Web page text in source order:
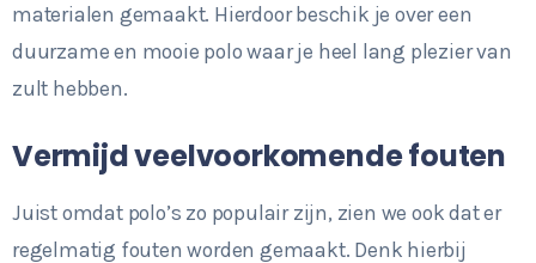
materialen gemaakt. Hierdoor beschik je over een
duurzame en mooie polo waar je heel lang plezier van
zult hebben.
Vermijd veelvoorkomende fouten
Juist omdat polo’s zo populair zijn, zien we ook dat er
regelmatig fouten worden gemaakt. Denk hierbij